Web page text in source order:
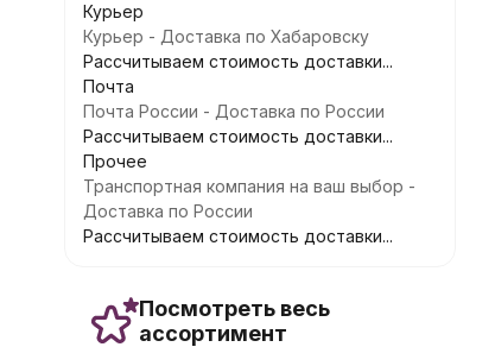
Курьер
Курьер - Доставка по Хабаровску
Рассчитываем стоимость доставки...
Почта
Почта России - Доставка по России
Рассчитываем стоимость доставки...
Прочее
Транспортная компания на ваш выбор -
Доставка по России
Рассчитываем стоимость доставки...
Посмотреть весь
ассортимент